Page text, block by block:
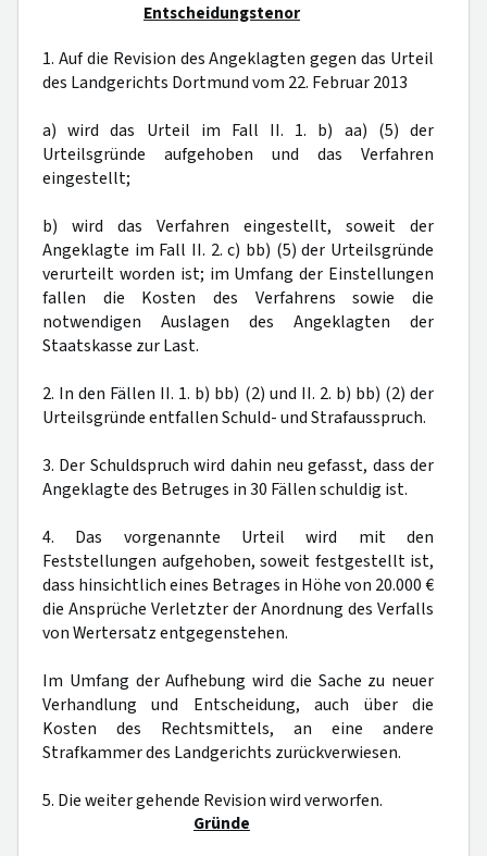
Entscheidungstenor
1. Auf die Revision des Angeklagten gegen das Urteil
des Landgerichts Dortmund vom 22. Februar 2013
a) wird das Urteil im Fall II. 1. b) aa) (5) der
Urteilsgründe aufgehoben und das Verfahren
eingestellt;
b) wird das Verfahren eingestellt, soweit der
Angeklagte im Fall II. 2. c) bb) (5) der Urteilsgründe
verurteilt worden ist; im Umfang der Einstellungen
fallen die Kosten des Verfahrens sowie die
notwendigen Auslagen des Angeklagten der
Staatskasse zur Last.
2. In den Fällen II. 1. b) bb) (2) und II. 2. b) bb) (2) der
Urteilsgründe entfallen Schuld- und Strafausspruch.
3. Der Schuldspruch wird dahin neu gefasst, dass der
Angeklagte des Betruges in 30 Fällen schuldig ist.
4. Das vorgenannte Urteil wird mit den
Feststellungen aufgehoben, soweit festgestellt ist,
dass hinsichtlich eines Betrages in Höhe von 20.000 €
die Ansprüche Verletzter der Anordnung des Verfalls
von Wertersatz entgegenstehen.
Im Umfang der Aufhebung wird die Sache zu neuer
Verhandlung und Entscheidung, auch über die
Kosten des Rechtsmittels, an eine andere
Strafkammer des Landgerichts zurückverwiesen.
5. Die weiter gehende Revision wird verworfen.
Gründe